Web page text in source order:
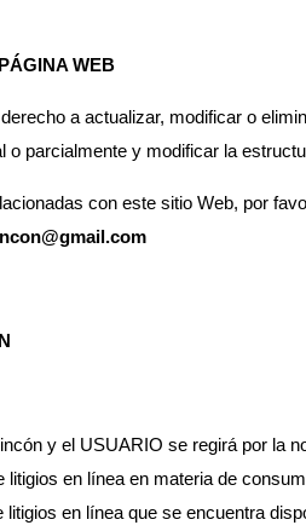
WEB
a actualizar, modificar o
o parcialmente y modificar la
con este sitio Web, por
y el USUARIO se regirá por la
en línea en materia de
en línea que se encuentra